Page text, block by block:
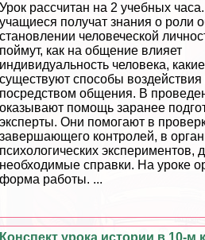
Урок рассчитан на 2 учебных
учащиеся получат знания о роли
становлении человеческой
поймут, как на общение влияет
индивидуальность человека, какие
существуют способы воздействия
посредством общения. В
оказывают помощь заранее
эксперты. Они помогают в
завершающего контролей, в
психологических экспериментов,
необходимые справки. На уроке
форма работы. ...